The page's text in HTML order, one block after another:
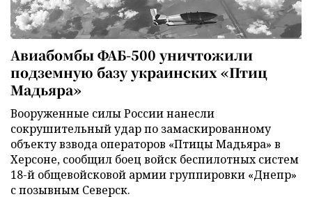
Авиабомбы ФАБ-500 уничтожили
подземную базу украинских «Птиц
Мадьяра»
Вооруженные силы России нанесли
сокрушительный удар по замаскированному
объекту взвода операторов «Птицы Мадьяра» в
Херсоне, сообщил боец войск беспилотных систем
18-й общевойсковой армии группировки «Днепр»
с позывным Северск.